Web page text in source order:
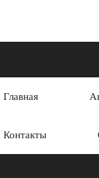
Главная
Контакты